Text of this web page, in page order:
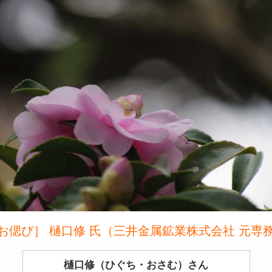
偲び］ 樋口修 氏（三井金属鉱業株式会社 元専
樋口修（ひぐち・おさむ）さん